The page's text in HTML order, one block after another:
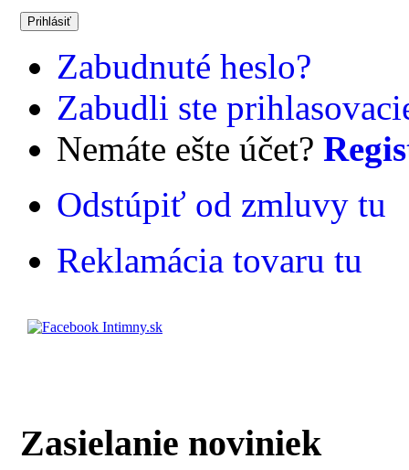
Zabudnuté heslo?
Zabudli ste
Nemáte ešte účet?
Odstúpiť od zmluvy tu
Reklamácia tovaru tu
Zasielanie noviniek